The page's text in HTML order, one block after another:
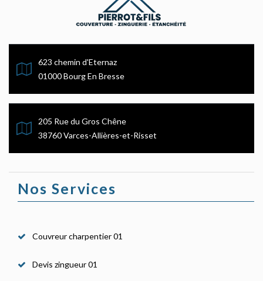
623 chemin d'Eternaz
01000 Bourg En Bresse
205 Rue du Gros Chêne
38760 Varces-Allières-et-Risset
Nos Services
Couvreur charpentier 01
Devis zingueur 01